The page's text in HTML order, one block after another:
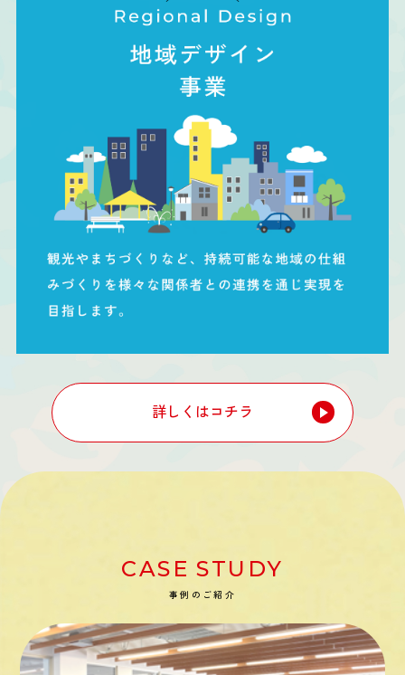
詳しくはコチラ
CASE STUDY
事例のご紹介